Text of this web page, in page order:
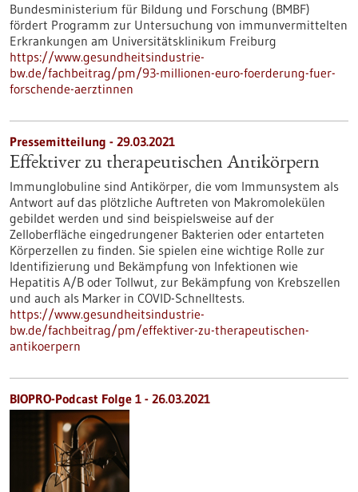
Bundesministerium für Bildung und Forschung (BMBF)
fördert Programm zur Untersuchung von immunvermittelten
Erkrankungen am Universitätsklinikum Freiburg
https://www.gesundheitsindustrie-
bw.de/fachbeitrag/pm/93-millionen-euro-foerderung-fuer-
forschende-aerztinnen
Pressemitteilung - 29.03.2021
Effektiver zu therapeutischen Antikörpern
Immunglobuline sind Antikörper, die vom Immunsystem als
Antwort auf das plötzliche Auftreten von Makromolekülen
gebildet werden und sind beispielsweise auf der
Zelloberfläche eingedrungener Bakterien oder entarteten
Körperzellen zu finden. Sie spielen eine wichtige Rolle zur
Identifizierung und Bekämpfung von Infektionen wie
Hepatitis A/B oder Tollwut, zur Bekämpfung von Krebszellen
und auch als Marker in COVID-Schnelltests.
https://www.gesundheitsindustrie-
bw.de/fachbeitrag/pm/effektiver-zu-therapeutischen-
antikoerpern
BIOPRO-Podcast Folge 1 - 26.03.2021